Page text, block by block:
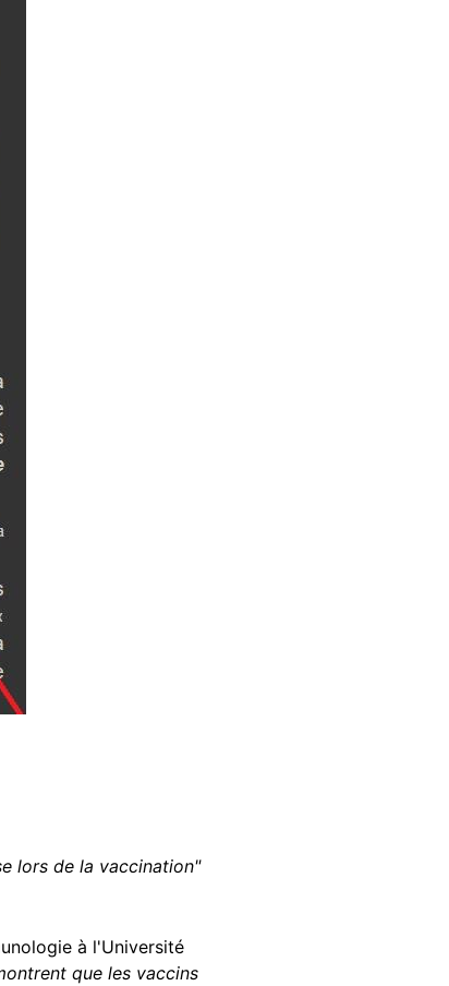
lors de la vaccination"
à l'Université
que les vaccins